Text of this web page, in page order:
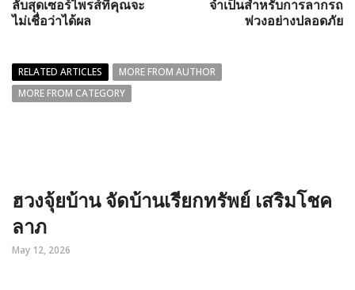
ลับสุดเซอร์ไพรส์ที่คุณจะ
ไม่เชื่อว่าได้ผล
จำเป็นสำหรับการลากรถ
พ่วงอย่างปลอดภัย
RELATED ARTICLES
MORE FROM AUTHOR
MORE FROM CATEGORY
ฮวงจุ้ยบ้าน จัดบ้านเรียกทรัพย์ เสริมโชค
ลาภ
May 12, 2026